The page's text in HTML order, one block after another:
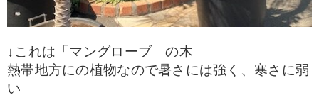
↓これは「マングローブ」の木
熱帯地方にの植物なので暑さには強く、寒さに弱
い